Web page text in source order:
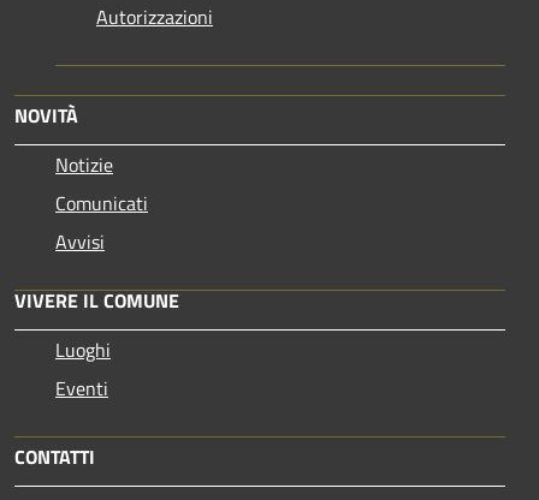
Autorizzazioni
NOVITÀ
Notizie
Comunicati
Avvisi
VIVERE IL COMUNE
Luoghi
Eventi
CONTATTI